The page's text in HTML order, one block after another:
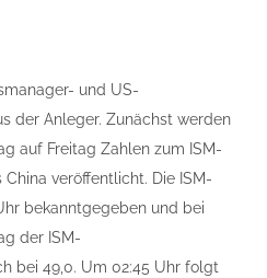
und US-
der Anleger. Zunächst werden
auf Freitag Zahlen zum ISM-
veröffentlicht. Die ISM-
bekanntgegeben und bei
der ISM-
bei 49,0. Um 02:45 Uhr folgt